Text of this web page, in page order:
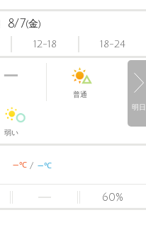
明日
8/7(金)
12-18 18-24
普通
弱い
-℃ -℃
60%